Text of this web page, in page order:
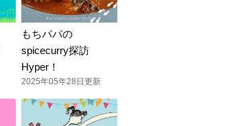
もちパパの
spicecurry探訪
Hyper！
2025年05年28日更新